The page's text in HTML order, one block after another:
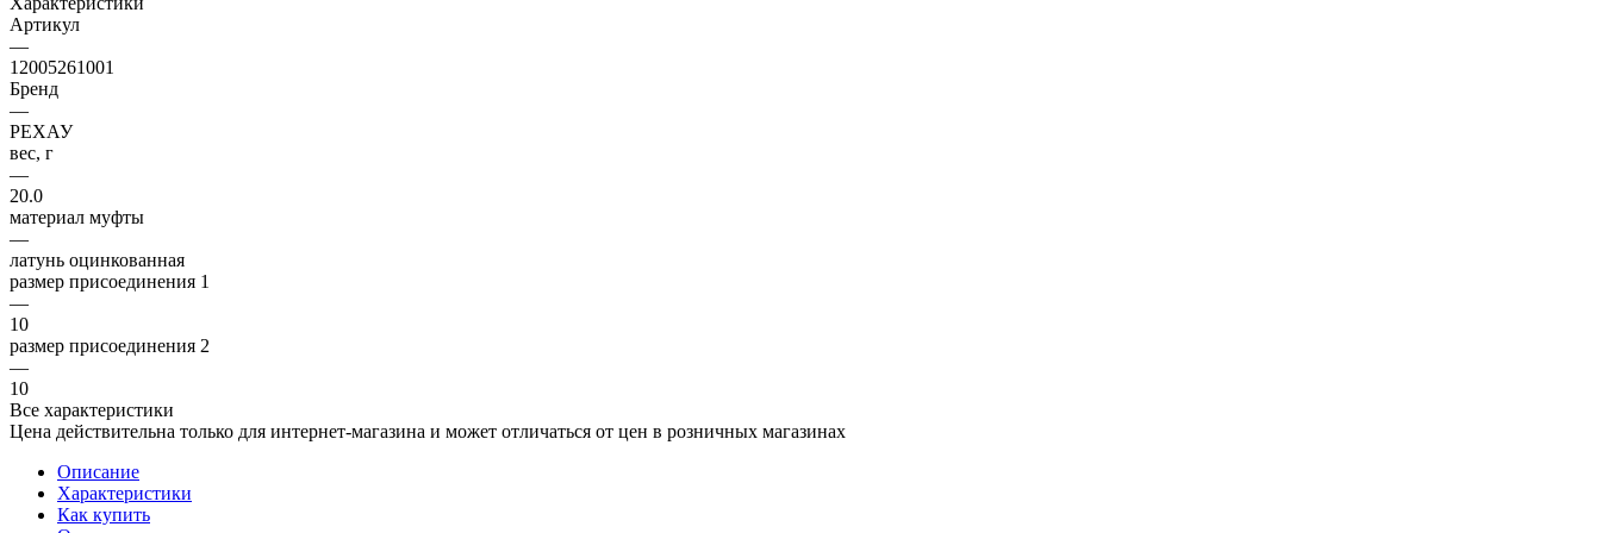
Артикул
—
12005261001
Бренд
—
РЕХАУ
вес, г
—
20.0
материал муфты
—
латунь оцинкованная
размер присоединения 1
—
10
размер присоединения 2
—
10
Все характеристики
Цена действительна только для интернет-магазина и может отличаться от цен в розничных магазинах
Описание
Характеристики
Как купить